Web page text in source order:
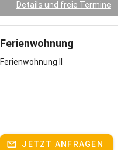
Details und freie Termine
Ferienwohnung
Ferienwohnung II
JETZT ANFRAGEN